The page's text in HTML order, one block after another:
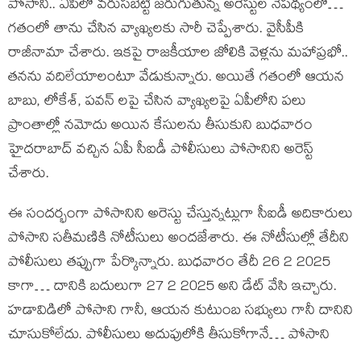
పోసాని.. ఏపీలో వరుసబెట్టి జరుగుతున్న అరెస్టుల నేపథ్యంలో…
గతంలో తాను చేసిన వ్యాఖ్యలకు సారీ చెప్పేశారు. వైసీపీకి
రాజీనామా చేశారు. ఇకపై రాజకీయాల జోలికి వెళ్లను మహాప్రభో..
తనను వదిలేయాలంటూ వేడుకున్నారు. అయితే గతంలో ఆయన
బాబు, లోకేశ్, పవన్ లపై చేసిన వ్యాఖ్యలపై ఏపీలోని పలు
ప్రాంతాల్లో నమోదు అయిన కేసులను తీసుకుని బుధవారం
హైదరాబాద్ వచ్చిన ఏపీ సీఐడీ పోలీసులు పోసానిని అరెస్ట్
చేశారు.
ఈ సందర్భంగా పోసానిని అరెస్టు చేస్తున్నట్లుగా సీఐడీ అదికారులు
పోసాని సతీమణికి నోటీసులు అందజేశారు. ఈ నోటీసుల్లో తేదీని
పోలీసులు తప్పుగా పేర్కొన్నారు. బుధవారం తేదీ 26 2 2025
కాగా… దానికి బదులుగా 27 2 2025 అని డేట్ వేసి ఇచ్చారు.
హడావిడిలో పోసాని గానీ, ఆయన కుటుంబ సభ్యులు గానీ దానిని
చూసుకోలేదు. పోలీసులు అదుపులోకి తీసుకోగానే… పోసాని